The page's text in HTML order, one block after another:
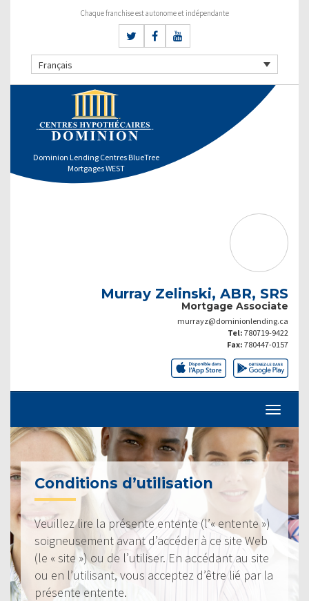
Chaque franchise est autonome et indépendante
Français
Dominion Lending Centres BlueTree
Mortgages WEST
Murray Zelinski, ABR, SRS
Mortgage Associate
murrayz@dominionlending.ca
Tel: 780719-9422
Fax: 780447-0157
Conditions d’utilisation
Veuillez lire la présente entente (l’« entente »)
soigneusement avant d’accéder à ce site Web
(le « site ») ou de l’utiliser. En accédant au site
ou en l’utilisant, vous acceptez d’être lié par la
présente entente.